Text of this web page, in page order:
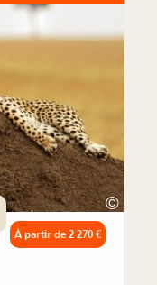
©
À partir de 2 270 €